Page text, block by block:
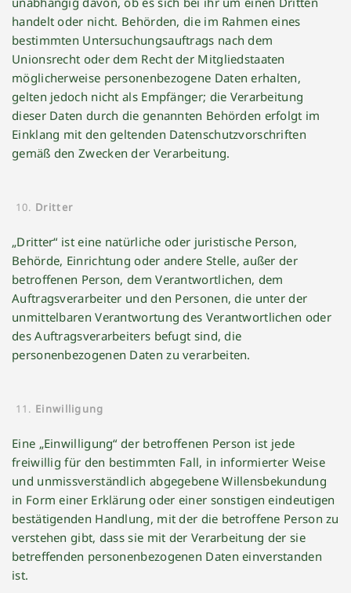
handelt oder nicht. Behörden, die im Rahmen eines
bestimmten Untersuchungsauftrags nach dem
Unionsrecht oder dem Recht der Mitgliedstaaten
möglicherweise personenbezogene Daten erhalten,
gelten jedoch nicht als Empfänger; die Verarbeitung
dieser Daten durch die genannten Behörden erfolgt im
Einklang mit den geltenden Datenschutzvorschriften
gemäß den Zwecken der Verarbeitung.
Dritter
„Dritter“ ist eine natürliche oder juristische Person,
Behörde, Einrichtung oder andere Stelle, außer der
betroffenen Person, dem Verantwortlichen, dem
Auftragsverarbeiter und den Personen, die unter der
unmittelbaren Verantwortung des Verantwortlichen oder
des Auftragsverarbeiters befugt sind, die
personenbezogenen Daten zu verarbeiten.
Einwilligung
Eine „Einwilligung“ der betroffenen Person ist jede
freiwillig für den bestimmten Fall, in informierter Weise
und unmissverständlich abgegebene Willensbekundung
in Form einer Erklärung oder einer sonstigen eindeutigen
bestätigenden Handlung, mit der die betroffene Person zu
verstehen gibt, dass sie mit der Verarbeitung der sie
betreffenden personenbezogenen Daten einverstanden
ist.